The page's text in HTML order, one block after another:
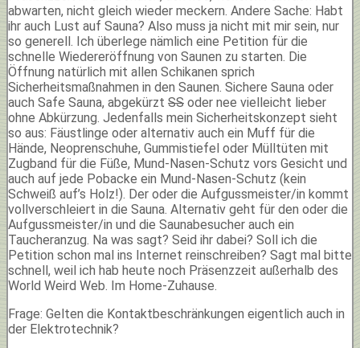
abwarten, nicht gleich wieder meckern. Andere Sache: Habt
ihr auch Lust auf Sauna? Also muss ja nicht mit mir sein, nur
so generell. Ich überlege nämlich eine Petition für die
schnelle Wiedereröffnung von Saunen zu starten. Die
Öffnung natürlich mit allen Schikanen sprich
Sicherheitsmaßnahmen in den Saunen. Sichere Sauna oder
auch Safe Sauna, abgekürzt SS oder nee vielleicht lieber
ohne Abkürzung. Jedenfalls mein Sicherheitskonzept sieht
so aus: Fäustlinge oder alternativ auch ein Muff für die
Hände, Neoprenschuhe, Gummistiefel oder Mülltüten mit
Zugband für die Füße, Mund-Nasen-Schutz vors Gesicht und
auch auf jede Pobacke ein Mund-Nasen-Schutz (kein
Schweiß auf’s Holz!). Der oder die Aufgussmeister/in kommt
vollverschleiert in die Sauna. Alternativ geht für den oder die
Aufgussmeister/in und die Saunabesucher auch ein
Taucheranzug. Na was sagt? Seid ihr dabei? Soll ich die
Petition schon mal ins Internet reinschreiben? Sagt mal bitte
schnell, weil ich hab heute noch Präsenzzeit außerhalb des
World Weird Web. Im Home-Zuhause.
Frage: Gelten die Kontaktbeschränkungen eigentlich auch in
der Elektrotechnik?